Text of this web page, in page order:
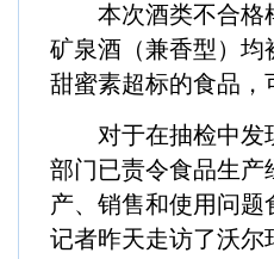
本次酒类不合格样
矿泉酒（兼香型）均
甜蜜素超标的食品，
对于在抽检中发现
部门已责令食品生产
产、销售和使用问
记者昨天走访了沃尔